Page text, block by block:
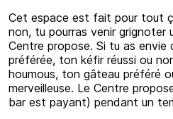
Cet espace est fait pour tout
non, tu pourras venir grignoter
Centre propose. Si tu as envie
préférée, ton kéfir réussi ou
houmous, ton gâteau préféré
merveilleuse. Le Centre
bar est payant) pendant un